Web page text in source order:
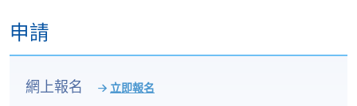
申請
網上報名 立即報名